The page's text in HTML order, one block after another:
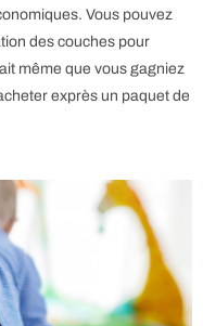
Vous pouvez
des couches pour
même que vous gagniez
exprès un paquet de